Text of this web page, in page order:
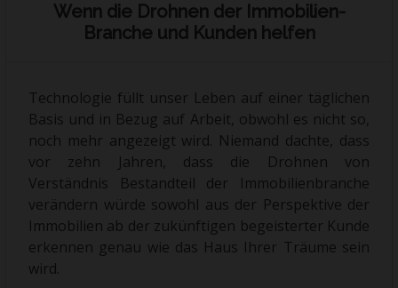
Wenn die Drohnen der Immobilien-
Branche und Kunden helfen
Technologie füllt unser Leben auf einer täglichen
Basis und in Bezug auf Arbeit, obwohl es nicht so,
noch mehr angezeigt wird. Niemand dachte, dass
vor zehn Jahren, dass die Drohnen von
Verständnis Bestandteil der Immobilienbranche
verändern würde sowohl aus der Perspektive der
Immobilien ab der zukünftigen begeisterter Kunde
erkennen genau wie das Haus Ihrer Träume sein
wird.